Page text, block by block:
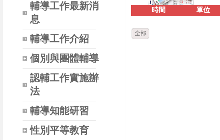
輔導工作最新消
息
輔導工作介紹
個別與團體輔導
認輔工作實施辦
法
輔導知能研習
性別平等教育
時間 單位
全部